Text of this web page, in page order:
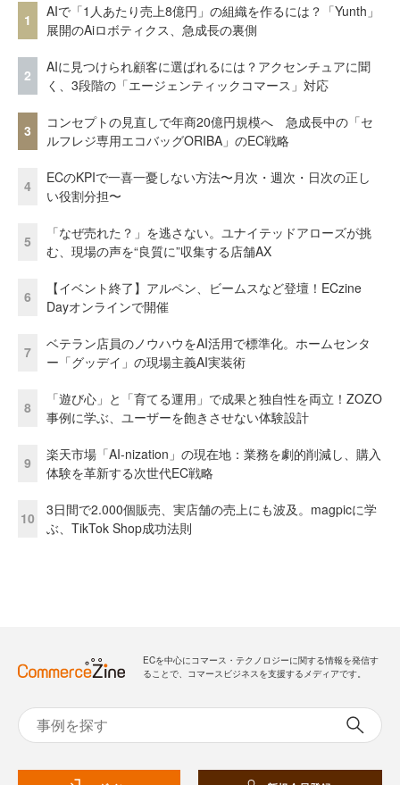
1
AIで「1人あたり売上8億円」の組織を作るには？「Yunth」
展開のAiロボティクス、急成長の裏側
2
AIに見つけられ顧客に選ばれるには？アクセンチュアに聞
く、3段階の「エージェンティックコマース」対応
3
コンセプトの見直しで年商20億円規模へ 急成長中の「セ
ルフレジ専用エコバッグORIBA」のEC戦略
4
ECのKPIで一喜一憂しない方法〜月次・週次・日次の正し
い役割分担〜
5
「なぜ売れた？」を逃さない。ユナイテッドアローズが挑
む、現場の声を“良質に”収集する店舗AX
6
【イベント終了】アルペン、ビームスなど登壇！ECzine
Dayオンラインで開催
7
ベテラン店員のノウハウをAI活用で標準化。ホームセンタ
ー「グッデイ」の現場主義AI実装術
8
「遊び心」と「育てる運用」で成果と独自性を両立！ZOZO
事例に学ぶ、ユーザーを飽きさせない体験設計
9
楽天市場「AI-nization」の現在地：業務を劇的削減し、購入
体験を革新する次世代EC戦略
10
3日間で2.000個販売、実店舗の売上にも波及。magpicに学
ぶ、TikTok Shop成功法則
ECを中心にコマース・テクノロジーに関する情報を発信す
ることで、コマースビジネスを支援するメディアです。